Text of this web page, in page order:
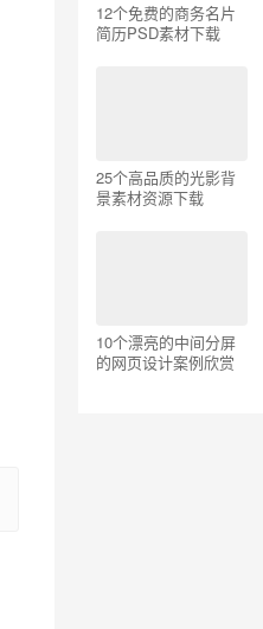
12个免费的商务名片
简历PSD素材下载
25个高品质的光影背
景素材资源下载
10个漂亮的中间分屏
的网页设计案例欣赏